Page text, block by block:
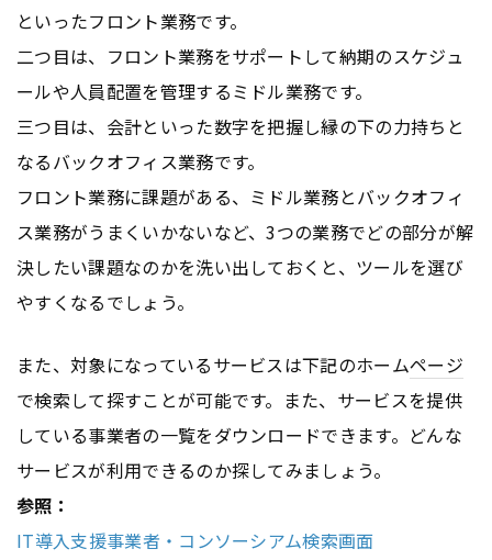
といったフロント業務です。
二つ目は、フロント業務をサポートして納期のスケジュ
ールや人員配置を管理するミドル業務です。
三つ目は、会計といった数字を把握し縁の下の力持ちと
なるバックオフィス業務です。
フロント業務に課題がある、ミドル業務とバックオフィ
ス業務がうまくいかないなど、3つの業務でどの部分が解
決したい課題なのかを洗い出しておくと、ツールを選び
やすくなるでしょう。
また、対象になっているサービスは下記のホームページ
で検索して探すことが可能です。また、サービスを提供
している事業者の一覧をダウンロードできます。どんな
サービスが利用できるのか探してみましょう。
参照：
IT導入支援事業者・コンソーシアム検索画面